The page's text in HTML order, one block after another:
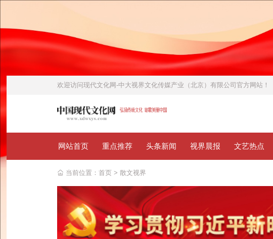
欢迎访问现代文化网-中大视界文化传媒产业（北京）有限公司官方网站！
网站首页 重点推荐 头条新闻 视界晨报 文艺热点
当前位置： 首页> 散文视界